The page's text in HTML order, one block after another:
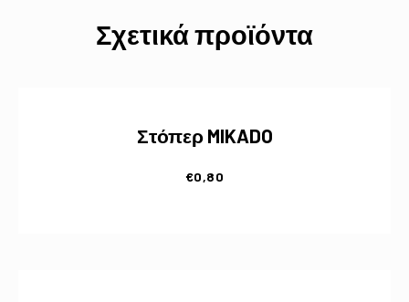
Σχετικά προϊόντα
Στόπερ MIKADO
€0,80